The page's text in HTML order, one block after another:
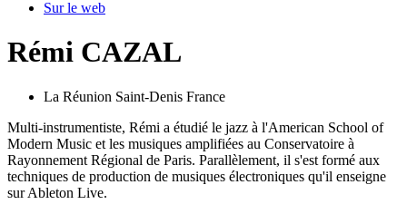
Sur le web
Rémi CAZAL
La Réunion Saint-Denis France
Multi-instrumentiste, Rémi a étudié le jazz à l'American School of
Modern Music et les musiques amplifiées au Conservatoire à
Rayonnement Régional de Paris. Parallèlement, il s'est formé aux
techniques de production de musiques électroniques qu'il enseigne
sur Ableton Live.